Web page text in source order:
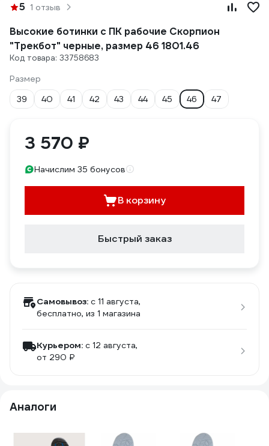
5 1 отзыв
Высокие ботинки с ПК рабочие Скорпион
"Трекбот" черные, размер 46 1801.46
Код товара: 33758683
Размер
39
40 41 42 43 44 45 46 47
3 570 ₽
Начислим 35 бонусов
В корзину
Быстрый заказ
Самовывоз: c 11 августа,
бесплатно, из 1 магазина
Курьером: c 12 августа,
от 290 ₽
Аналоги